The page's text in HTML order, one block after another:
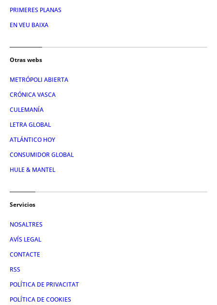
PRIMERES PLANAS
EN VEU BAIXA
Otras webs
METRÓPOLI ABIERTA
CRÓNICA VASCA
CULEMANÍA
LETRA GLOBAL
ATLÁNTICO HOY
CONSUMIDOR GLOBAL
HULE & MANTEL
Servicios
NOSALTRES
AVÍS LEGAL
CONTACTE
RSS
POLÍTICA DE PRIVACITAT
POLÍTICA DE COOKIES